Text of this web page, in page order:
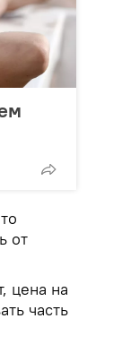
от
цена на
часть